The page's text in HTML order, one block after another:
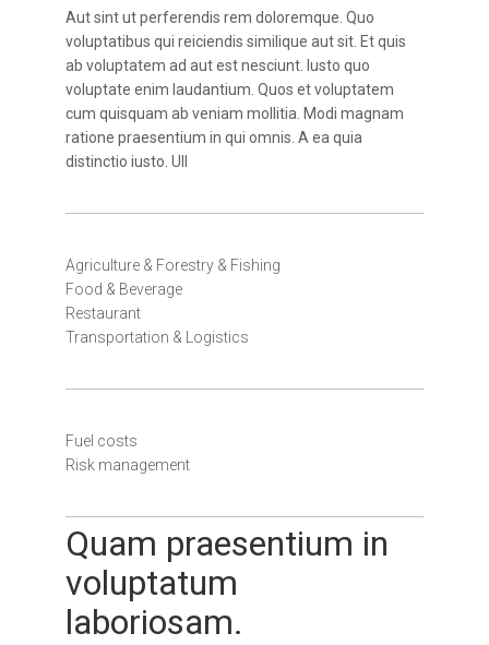
Quam praesentium in
voluptatum
laboriosam.
Aut sint ut perferendis rem doloremque. Quo
voluptatibus qui reiciendis similique aut sit. Et quis
ab voluptatem ad aut est nesciunt. Iusto quo
voluptate enim laudantium. Quos et voluptatem
cum quisquam ab veniam mollitia. Modi magnam
ratione praesentium in qui omnis. A ea quia
distinctio iusto. Ull
Agriculture & Forestry & Fishing
Food & Beverage
Restaurant
Transportation & Logistics
Fuel costs
Risk management